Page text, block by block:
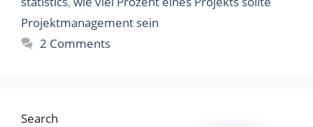
Projektmanagement sein
2 Comments
Search